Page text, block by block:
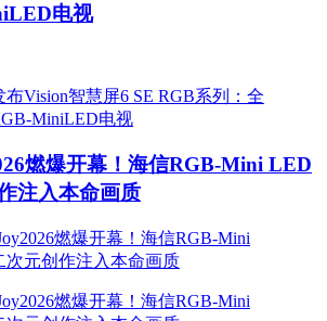
电视
燃爆开幕！海信RGB-Mini LED
注入本命画质